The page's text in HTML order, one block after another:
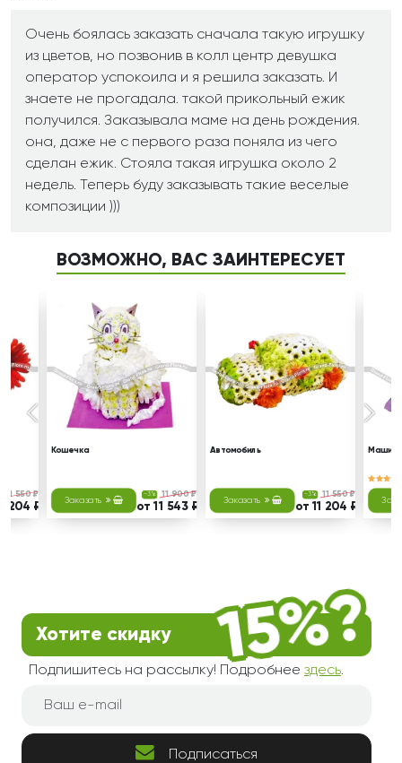
Очень боялась заказать сначала такую игрушку
из цветов, но позвонив в колл центр девушка
оператор успокоила и я решила заказать. И
знаете не прогадала. такой прикольный ежик
получился. Заказывала маме на день рождения.
она, даже не с первого раза поняла из чего
сделан ежик. Стояла такая игрушка около 2
недель. Теперь буду заказывать такие веселые
композиции )))
ВОЗМОЖНО, ВАС ЗАИНТЕРЕСУЕТ
11 550 ₽
204 ₽
Кошечка
Заказать
-3% 11 900 ₽
от 11 543 ₽
Автомобиль
Заказать
-3% 11 550 ₽
от 11 204 ₽
Хотите скидку
Подпишитесь на рассылку! Подробнее здесь.
Подписаться